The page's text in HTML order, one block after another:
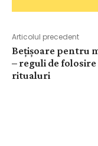
Articolul precedent
Bețișoare pentru
– reguli de folosire
ritualuri